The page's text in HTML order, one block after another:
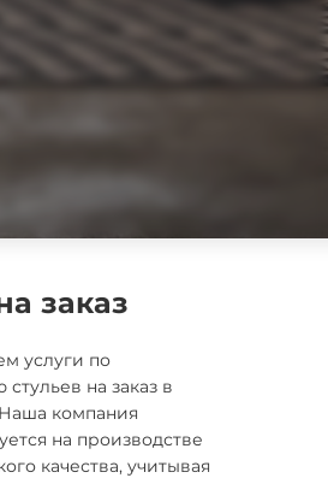
услуги по
на заказ в
компания
на производстве
качества, учитывая
заказ